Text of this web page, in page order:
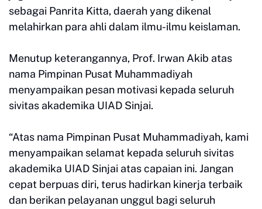
sebagai Panrita Kitta, daerah yang dikenal
melahirkan para ahli dalam ilmu-ilmu keislaman.
Menutup keterangannya, Prof. Irwan Akib atas
nama Pimpinan Pusat Muhammadiyah
menyampaikan pesan motivasi kepada seluruh
sivitas akademika UIAD Sinjai.
“Atas nama Pimpinan Pusat Muhammadiyah, kami
menyampaikan selamat kepada seluruh sivitas
akademika UIAD Sinjai atas capaian ini. Jangan
cepat berpuas diri, terus hadirkan kinerja terbaik
dan berikan pelayanan unggul bagi seluruh